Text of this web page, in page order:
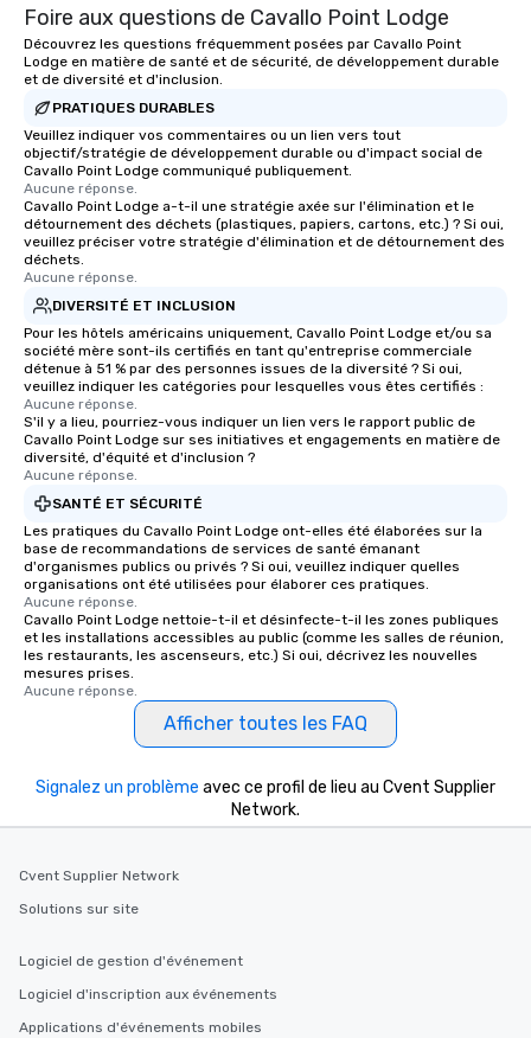
Foire aux questions de Cavallo Point Lodge
Découvrez les questions fréquemment posées par Cavallo Point
Lodge en matière de santé et de sécurité, de développement durable
et de diversité et d'inclusion.
PRATIQUES DURABLES
Veuillez indiquer vos commentaires ou un lien vers tout
objectif/stratégie de développement durable ou d'impact social de
Cavallo Point Lodge communiqué publiquement.
Aucune réponse.
Cavallo Point Lodge a-t-il une stratégie axée sur l'élimination et le
détournement des déchets (plastiques, papiers, cartons, etc.) ? Si oui,
veuillez préciser votre stratégie d'élimination et de détournement des
déchets.
Aucune réponse.
DIVERSITÉ ET INCLUSION
Pour les hôtels américains uniquement, Cavallo Point Lodge et/ou sa
société mère sont-ils certifiés en tant qu'entreprise commerciale
détenue à 51 % par des personnes issues de la diversité ? Si oui,
veuillez indiquer les catégories pour lesquelles vous êtes certifiés :
Aucune réponse.
S'il y a lieu, pourriez-vous indiquer un lien vers le rapport public de
Cavallo Point Lodge sur ses initiatives et engagements en matière de
diversité, d'équité et d'inclusion ?
Aucune réponse.
SANTÉ ET SÉCURITÉ
Les pratiques du Cavallo Point Lodge ont-elles été élaborées sur la
base de recommandations de services de santé émanant
d'organismes publics ou privés ? Si oui, veuillez indiquer quelles
organisations ont été utilisées pour élaborer ces pratiques.
Aucune réponse.
Cavallo Point Lodge nettoie-t-il et désinfecte-t-il les zones publiques
et les installations accessibles au public (comme les salles de réunion,
les restaurants, les ascenseurs, etc.) Si oui, décrivez les nouvelles
mesures prises.
Aucune réponse.
Afficher toutes les FAQ
Signalez un problème avec ce profil de lieu au Cvent Supplier
Network.
Cvent Supplier Network
Solutions sur site
Logiciel de gestion d'événement
Logiciel d'inscription aux événements
Applications d'événements mobiles